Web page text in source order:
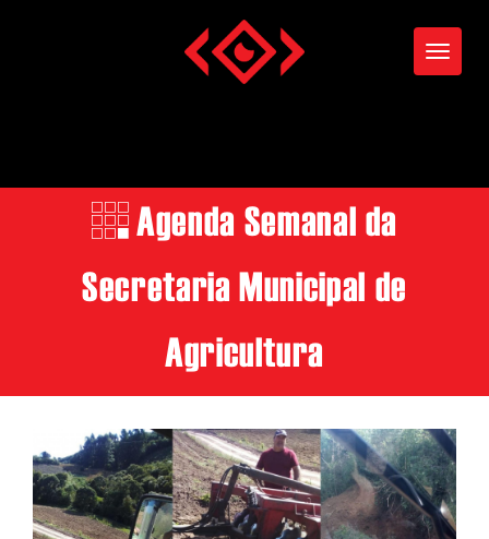
Agenda Semanal da
Secretaria Municipal de
Agricultura